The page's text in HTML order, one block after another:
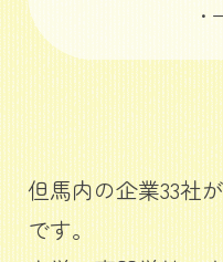
・
但馬内の企業33社
です。